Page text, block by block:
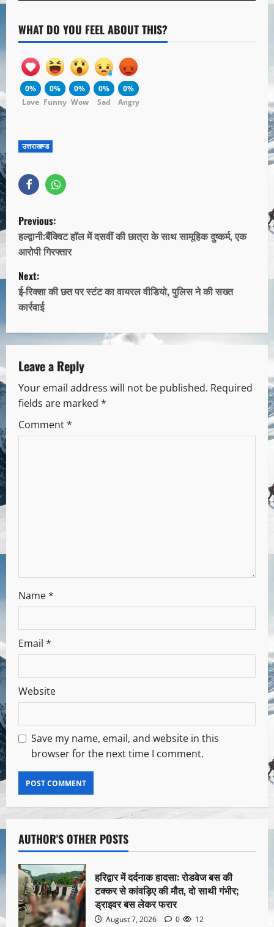
WHAT DO YOU FEEL ABOUT THIS?
0%
Love
0%
Funny
0%
Wow
0%
Sad
0%
Angry
उत्तराखण्ड
Previous:
हल्द्वानी:बैंक्विट हॉल में दसवीं की छात्रा के साथ सामूहिक दुष्कर्म, एक
आरोपी गिरफ्तार
Next:
ई-रिक्शा की छत पर स्टंट का वायरल वीडियो, पुलिस ने की सख्त
कार्रवाई
Leave a Reply
Your email address will not be published. Required
fields are marked *
Comment*
Name*
Email *
Website
Save my name, email, and website in this
browser for the next time I comment.
AUTHOR'S OTHER POSTS
हरिद्वार में दर्दनाक हादसा: रोडवेज बस की
टक्कर से कांवड़िए की मौत, दो साथी गंभीर;
ड्राइवर बस लेकर फरार
August 7, 2026 0 12